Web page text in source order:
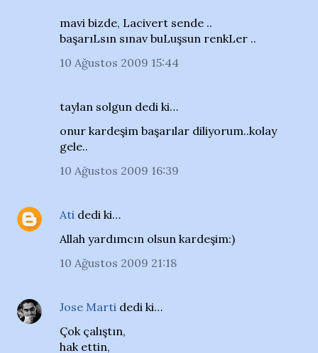
mavi bizde, Lacivert sende ..
başarıLsın sınav buLuşsun renkLer ..
10 Ağustos 2009 15:44
taylan solgun dedi ki…
onur kardeşim başarılar diliyorum..kolay
gele..
10 Ağustos 2009 16:39
Ati dedi ki…
Allah yardımcın olsun kardeşim:)
10 Ağustos 2009 21:18
Jose Marti dedi ki…
Çok çalıştın,
hak ettin,